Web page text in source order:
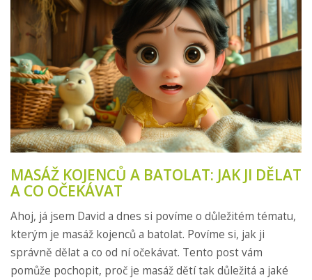
MASÁŽ KOJENCŮ A BATOLAT: JAK JI DĚLAT
A CO OČEKÁVAT
Ahoj, já jsem David a dnes si povíme o důležitém tématu,
kterým je masáž kojenců a batolat. Povíme si, jak ji
správně dělat a co od ní očekávat. Tento post vám
pomůže pochopit, proč je masáž dětí tak důležitá a jaké